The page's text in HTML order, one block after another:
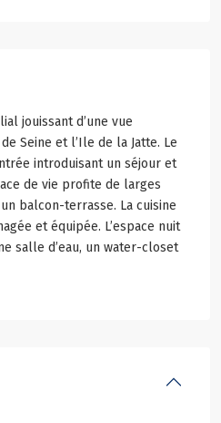
jouissant d’une vue
Seine et l’Ile de la Jatte. Le
introduisant un séjour et
de vie profite de larges
balcon-terrasse. La cuisine
et équipée. L’espace nuit
salle d’eau, un water-closet